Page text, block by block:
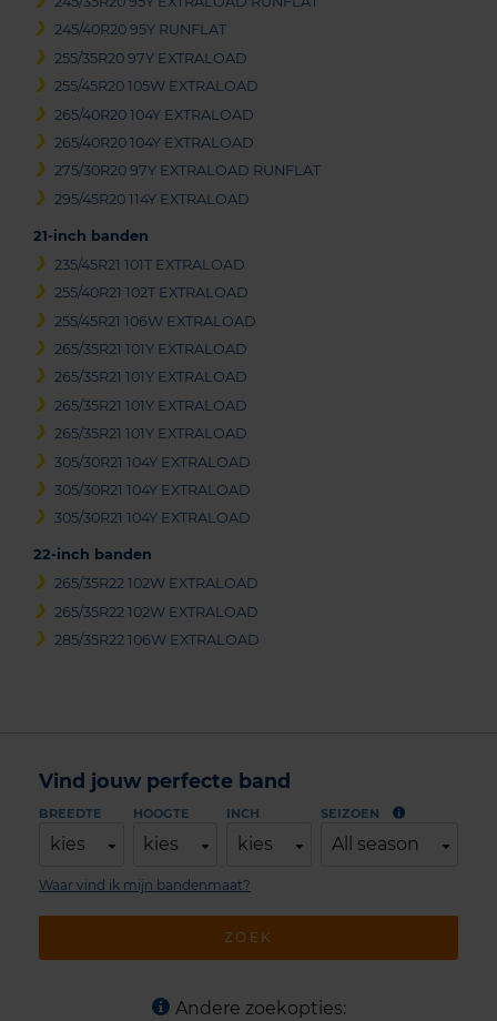
245/40R20 95Y RUNFLAT
255/35R20 97Y EXTRALOAD
255/45R20 105W EXTRALOAD
265/40R20 104Y EXTRALOAD
265/40R20 104Y EXTRALOAD
275/30R20 97Y EXTRALOAD RUNFLAT
295/45R20 114Y EXTRALOAD
21-inch banden
235/45R21 101T EXTRALOAD
255/40R21 102T EXTRALOAD
255/45R21 106W EXTRALOAD
265/35R21 101Y EXTRALOAD
265/35R21 101Y EXTRALOAD
265/35R21 101Y EXTRALOAD
265/35R21 101Y EXTRALOAD
305/30R21 104Y EXTRALOAD
305/30R21 104Y EXTRALOAD
305/30R21 104Y EXTRALOAD
22-inch banden
265/35R22 102W EXTRALOAD
265/35R22 102W EXTRALOAD
285/35R22 106W EXTRALOAD
Vind jouw perfecte band
BREEDTE
kies
HOOGTE
kies
INCH
kies
SEIZOEN
All season
ZOEK
Waar vind ik mijn bandenmaat?
Andere zoekopties: